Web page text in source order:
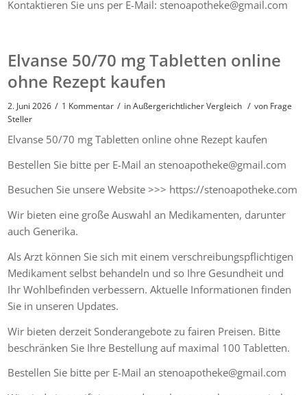
Kontaktieren Sie uns per E-Mail: stenoapotheke@gmail.com
Elvanse 50/70 mg Tabletten online
ohne Rezept kaufen
2. Juni 2026 / 1 Kommentar / inAußergerichtlicher Vergleich / von Frage
Steller
Elvanse 50/70 mg Tabletten online ohne Rezept kaufen
Bestellen Sie bitte per E-Mail an stenoapotheke@gmail.com
Besuchen Sie unsere Website >>> https://stenoapotheke.com
Wir bieten eine große Auswahl an Medikamenten, darunter
auch Generika.
Als Arzt können Sie sich mit einem verschreibungspflichtigen
Medikament selbst behandeln und so Ihre Gesundheit und
Ihr Wohlbefinden verbessern. Aktuelle Informationen finden
Sie in unseren Updates.
Wir bieten derzeit Sonderangebote zu fairen Preisen. Bitte
beschränken Sie Ihre Bestellung auf maximal 100 Tabletten.
Bestellen Sie bitte per E-Mail an stenoapotheke@gmail.com